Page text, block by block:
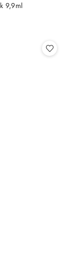
9,9ml